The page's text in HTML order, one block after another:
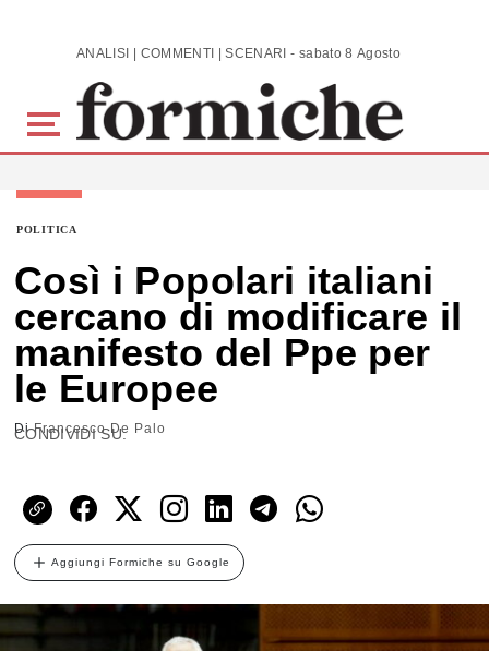
Skip to main content ANALISI | COMMENTI | SCENARI - sabato 8 Agosto 2026
POLITICA
Così i Popolari italiani
cercano di modificare il
manifesto del Ppe per
le Europee
DiFrancesco De Palo
CONDIVIDI SU:
Aggiungi Formiche su Google